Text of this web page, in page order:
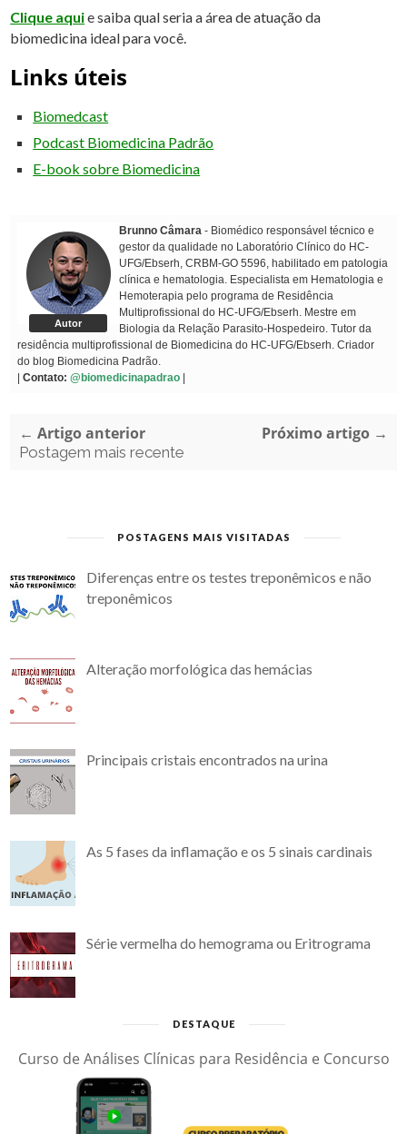
Clique aquie saiba qual seria a área de atuação da
biomedicina ideal para você.
Links úteis
Biomedcast
Podcast Biomedicina Padrão
E-book sobre Biomedicina
Autor
Brunno Câmara - Biomédico responsável técnico e
gestor da qualidade no Laboratório Clínico do HC-
UFG/Ebserh, CRBM-GO 5596, habilitado em patologia
clínica e hematologia. Especialista em Hematologia e
Hemoterapia pelo programa de Residência
Multiprofissional do HC-UFG/Ebserh. Mestre em
Biologia da Relação Parasito-Hospedeiro. Tutor da
residência multiprofissional de Biomedicina do HC-UFG/Ebserh. Criador
do blog Biomedicina Padrão.
Contato: @biomedicinapadrao
← Artigo anterior
Postagem mais recente
Próximo artigo →
POSTAGENS MAIS VISITADAS
Diferenças entre os testes treponêmicos e não
treponêmicos
Alteração morfológica das hemácias
Principais cristais encontrados na urina
As 5 fases da inflamação e os 5 sinais cardinais
Série vermelha do hemograma ou Eritrograma
DESTAQUE
Curso de Análises Clínicas para Residência e Concurso